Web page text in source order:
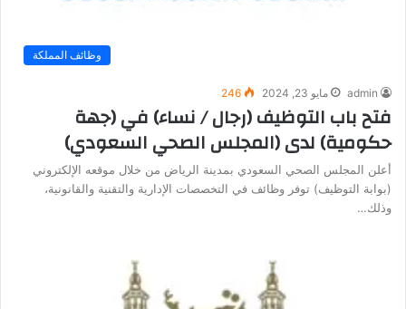
وظائف المملكة
admin مايو 23, 2024 246
فتح باب التوظيف (رجال / نساء) في (جهة
حكومية) لدى (المجلس الصحي السعودي)
أعلن المجلس الصحي السعودي بمدينة الرياض من خلال موقعه الإلكتروني
(بوابة التوظيف) توفر وظائف في التخصصات الإدارية والتقنية والقانونية،
وذلك…